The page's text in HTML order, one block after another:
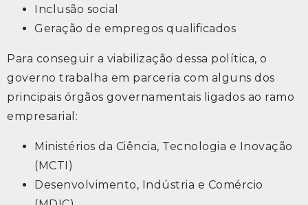
Inclusão social
Geração de empregos qualificados
Para conseguir a viabilização dessa política, o
governo trabalha em parceria com alguns dos
principais órgãos governamentais ligados ao ramo
empresarial:
Ministérios da Ciência, Tecnologia e Inovação
(MCTI)
Desenvolvimento, Indústria e Comércio